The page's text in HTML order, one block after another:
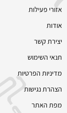
אזורי פעילות
אודות
יצירת קשר
תנאי השימוש
מדיניות הפרטיות
הצהרת נגישות
מפת האתר